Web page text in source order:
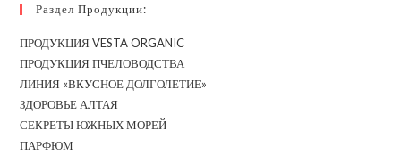
Раздел Продукции:
ПРОДУКЦИЯ VESTA ORGANIC
ПРОДУКЦИЯ ПЧЕЛОВОДСТВА
ЛИНИЯ «ВКУСНОЕ ДОЛГОЛЕТИЕ»
ЗДОРОВЬЕ АЛТАЯ
СЕКРЕТЫ ЮЖНЫХ МОРЕЙ
ПАРФЮМ